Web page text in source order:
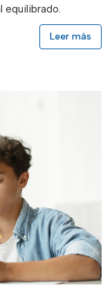
equilibrado.
Leer más